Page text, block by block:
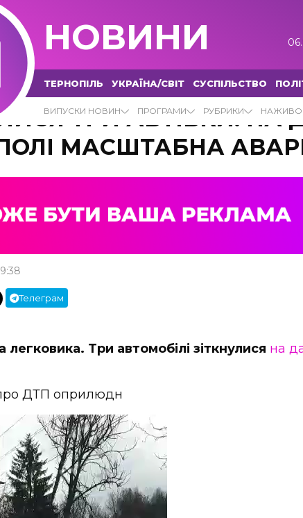
НОВИНИ
ТЕРНОПІЛЬ УКРАЇНА/СВІТ СУСПІЛЬСТВО
ВИПУСКИ НОВИН ПРОГРАМИ РУБРИКИ НАЖИВО
ТРИ АВТІВКИ: НА
МАСШТАБНА
Телеграм
легковика. Три автомобілі зіткнулися на
ДТП оприлюдн